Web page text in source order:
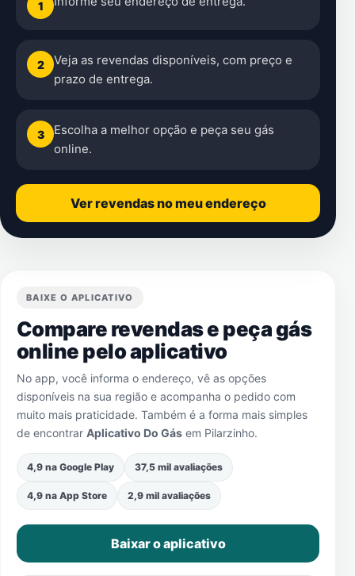
1
2
Veja as revendas disponíveis, com preço e
prazo de entrega.
3
Escolha a melhor opção e peça seu gás
online.
Ver revendas no meu endereço
BAIXE O APLICATIVO
Compare revendas e peça gás
online pelo aplicativo
No app, você informa o endereço, vê as opções
disponíveis na sua região e acompanha o pedido com
muito mais praticidade. Também é a forma mais simples
de encontrar Aplicativo Do Gás em Pilarzinho.
4,9 na Google Play 37,5 mil avaliações
4,9 na App Store 2,9 mil avaliações
Baixar o aplicativo